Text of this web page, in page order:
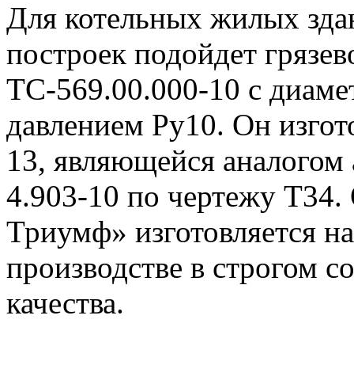
Для котельных жилых
построек подойдет
ТС-569.00.000-10 с
давлением Ру10. Он
13, являющейся аналогом
4.903-10 по чертежу Т34.
Триумф» изготовляется
производстве в строгом
качества.